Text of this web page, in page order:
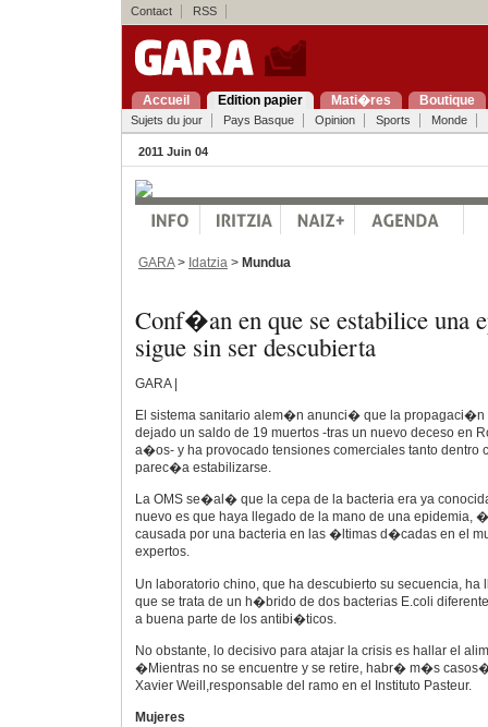
Contact RSS
Accueil Edition papier Mati�res Boutique
Sujets du jour Pays Basque Opinion Sports Monde
2011 Juin 04
GARA> Idatzia > Mundua
Conf�an en que se estabilice una
sigue sin ser descubierta
GARA |
El sistema sanitario alem�n anunci� que la propagaci�n
dejado un saldo de 19 muertos -tras un nuevo deceso en
a�os- y ha provocado tensiones comerciales tanto dentro
parec�a estabilizarse.
La OMS se�al� que la cepa de la bacteria era ya
nuevo es que haya llegado de la mano de una epidemia,
causada por una bacteria en las �ltimas d�cadas en el
expertos.
Un laboratorio chino, que ha descubierto su secuencia,
que se trata de un h�brido de dos bacterias E.coli
a buena parte de los antibi�ticos.
No obstante, lo decisivo para atajar la crisis es hallar el
�Mientras no se encuentre y se retire, habr� m�s
Xavier Weill,responsable del ramo en el Instituto Pasteur.
Mujeres